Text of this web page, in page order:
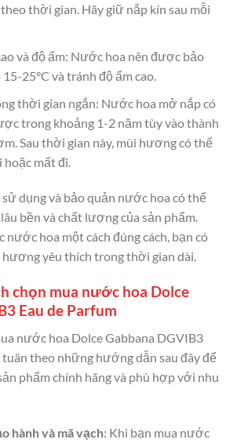
thời gian. Hãy giữ nắp kín sau mỗi
và độ ẩm: Nước hoa nên được bảo
25°C và tránh độ ẩm cao.
thời gian ngắn: Nước hoa mở nắp có
trong khoảng 1-2 năm tùy vào thành
Sau thời gian này, mùi hương có thể
mất đi.
dụng và bảo quản nước hoa có thể
bền và chất lượng của sản phẩm.
nước hoa một cách đúng cách, bạn có
yêu thích trong thời gian dài.
chọn mua nước hoa Dolce
Eau de Parfum
nước hoa Dolce Gabbana DGVIB3
tuân theo những hướng dẫn sau đây để
phẩm chính hãng và phù hợp với nhu
hành và mã vạch: Khi bạn mua nước